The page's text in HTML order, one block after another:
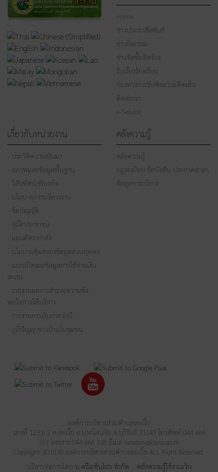
Home
ข่าวประชาสัมพันธ์
ข่าวกิจกรรม
ข่าวจัดซื้อจัดจ้าง
รับเรื่องร้องเรียน
ช่องทางการรับฟังความคิดเห็น
ติดต่อเรา
e-Service
เกี่ยวกับหน่วยงาน
- ประวัติความเป็นมา
- สภาพและข้อมูลพื้นฐาน
- วิสัยทัศน์/พันธกิจ
- นโยบายการบริหารงาน
- ข้อบัญญัติ
- คู่มือประชาชน
- แผนอัตรากำลัง
- นโยบายคุ้มครองข้อมูลส่วนบุคคล
- แบบเปิดเผยข้อมูลการใช้จ่ายเงิน
สะสม
- รายงานผลการสำรวจความพึง
พอใจการให้บริการ
- รายงานการเงินประจำปี
- ภูมิปัญญาชาวบ้านในชุมชน
คลังความรู้
คลังความรู้
กฎระเบียบ ข้อบังคับ ประกาศต่างๆ
ข้อมูลการบริการ
องค์การบริหารส่วนตำบลละเวี้ย
เลขที่ 123 ม.3 ต.ละเวี้ย อ.ประโคนชัย จ.บุรีรัมย์ 31140 โทรศัพท์ 044 666
317 โทรสาร 044 666 318 อีเมล saraban@lavia.go.th
Copyright 2015 © องค์การบริหารส่วนตำบลละเวี้ย ALL Right Reserved.
บริหารจัดการโดย บ.ครีเอชั่นโปร จำกัด คลังความรู้ใช้งานเว็บ